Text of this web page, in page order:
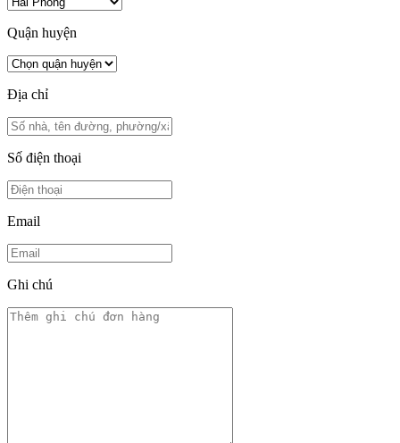
Quận huyện
Địa chỉ
Số điện thoại
Email
Ghi chú